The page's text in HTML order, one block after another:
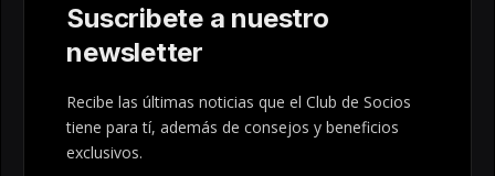
Suscribete a nuestro
newsletter
Recibe las últimas noticias que el Club de Socios
tiene para tí, además de consejos y beneficios
exclusivos.